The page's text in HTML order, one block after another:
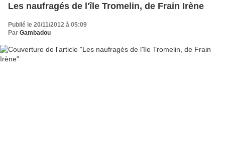
Les naufragés de l'île Tromelin, de Frain Irène
Publié le 20/11/2012 à 05:09
Par Gambadou